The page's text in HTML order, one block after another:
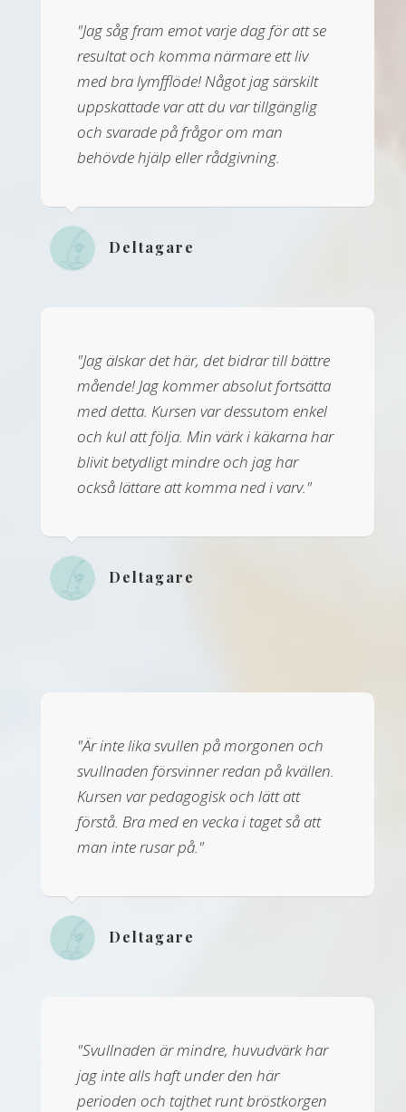
"Jag såg fram emot varje dag för att se
resultat och komma närmare ett liv
med bra lymfflöde! Något jag särskilt
uppskattade var att du var tillgänglig
och svarade på frågor om man
behövde hjälp eller rådgivning.
Deltagare
"Jag älskar det här, det bidrar till bättre
mående! Jag kommer absolut fortsätta
med detta. Kursen var dessutom enkel
och kul att följa. Min värk i käkarna har
blivit betydligt mindre och jag har
också lättare att komma ned i varv."
Deltagare
"Är inte lika svullen på morgonen och
svullnaden försvinner redan på kvällen.
Kursen var pedagogisk och lätt att
förstå. Bra med en vecka i taget så att
man inte rusar på."
Deltagare
"Svullnaden är mindre, huvudvärk har
jag inte alls haft under den här
perioden och tajthet runt bröstkorgen